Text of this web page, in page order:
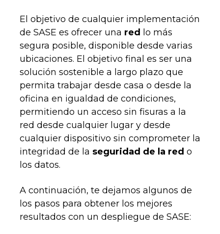
El objetivo de cualquier implementación
de SASE es ofrecer una red lo más
segura posible, disponible desde varias
ubicaciones. El objetivo final es ser una
solución sostenible a largo plazo que
permita trabajar desde casa o desde la
oficina en igualdad de condiciones,
permitiendo un acceso sin fisuras a la
red desde cualquier lugar y desde
cualquier dispositivo sin comprometer la
integridad de la seguridad de la red o
los datos.
A continuación, te dejamos algunos de
los pasos para obtener los mejores
resultados con un despliegue de SASE: